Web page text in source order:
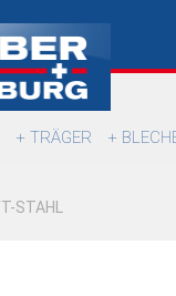
TRÄGER
T-STAHL